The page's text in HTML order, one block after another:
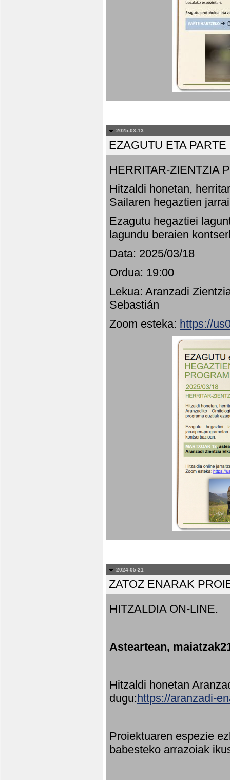
2025-03-13
EZAGUTU ETA
HERRITAR-ZIENTZIA
Hitzaldi honetan,
Sailaren hegaztien
Ezagutu hegaztiei
lagundu beraien
Data: 2025/03/18
Ordua: 19:00
Lekua: Aranzadi
Sebastián
Zoom esteka: https://
2024-05-21
ZATOZ ENARAK
HITZALDIA ON-LINE.
Asteartean,
Hitzaldi honetan
dugu:https://aranzadi-
Proiektuaren espezie
babesteko arrazoiak